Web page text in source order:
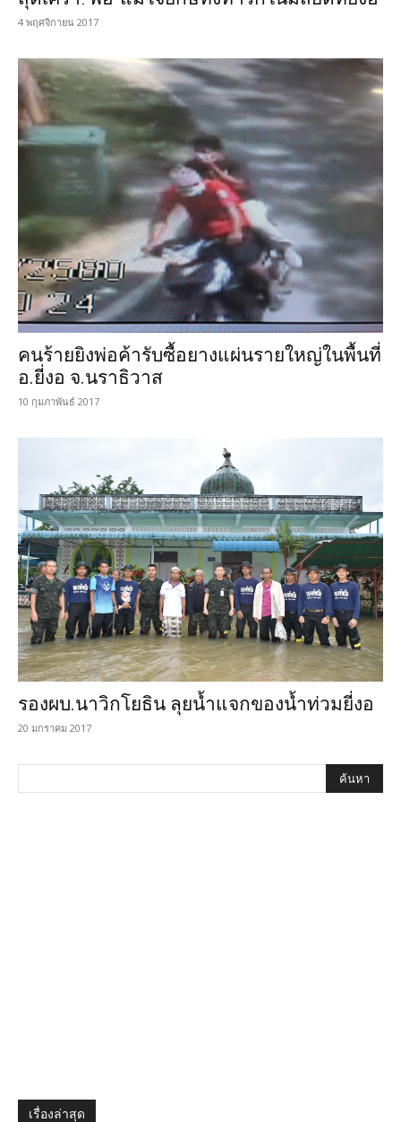
4 พฤศจิกายน 2017
คนร้ายยิงพ่อค้ารับซื้อยางแผ่นรายใหญ่ในพื้นที่
อ.ยี่งอ จ.นราธิวาส
10 กุมภาพันธ์ 2017
รองผบ.นาวิกโยธิน ลุยน้ำแจกของน้ำท่วมยี่งอ
20 มกราคม 2017
เรื่องล่าสุด